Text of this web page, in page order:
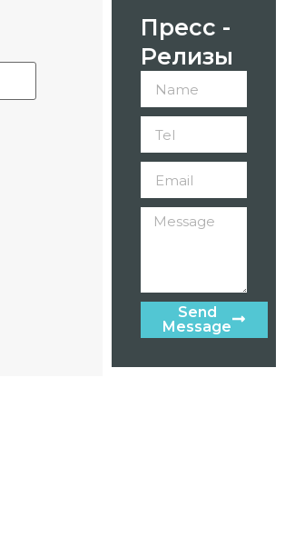
Пресс -
Релизы
Send
Message